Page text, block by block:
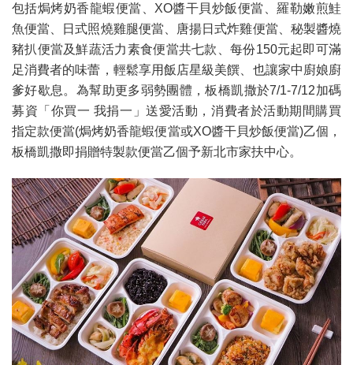
包括焗烤奶香龍蝦便當、XO醬干貝炒飯便當、羅勒嫩煎鮭
魚便當、日式照燒雞腿便當、唐揚日式炸雞便當、秘製醬燒
豬扒便當及鮮蔬活力素食便當共七款、每份150元起即可滿
足消費者的味蕾，輕鬆享用飯店星級美饌、也讓家中廚娘廚
爹好歇息。為幫助更多弱勢團體，板橋凱撒於7/1-7/12加碼
募資「你買一 我捐一」送愛活動，消費者於活動期間購買
指定款便當(焗烤奶香龍蝦便當或XO醬干貝炒飯便當)乙個，
板橋凱撒即捐贈特製款便當乙個予新北市家扶中心。